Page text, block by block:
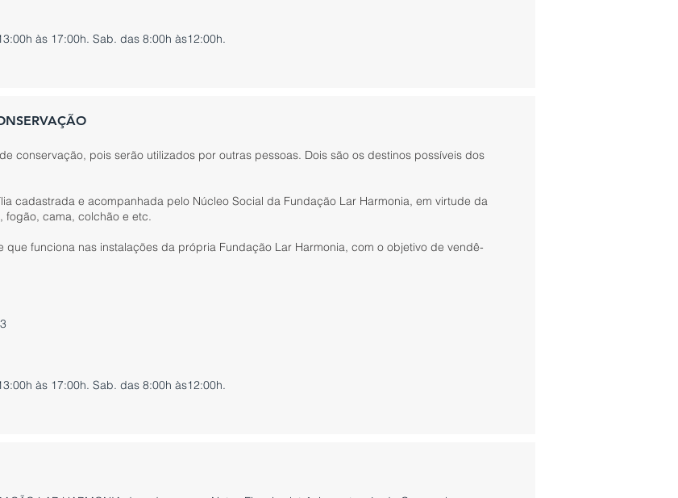
às 17:00h. Sab. das 8:00h às12:00h.
conservação, pois serão utilizados por outras pessoas. Dois são os destinos possíveis dos
cadastrada e acompanhada pelo Núcleo Social da Fundação Lar Harmonia, em virtude da
fogão, cama, colchão e etc.
funciona nas instalações da própria Fundação Lar Harmonia, com o objetivo de vendê-
às 17:00h. Sab. das 8:00h às12:00h.